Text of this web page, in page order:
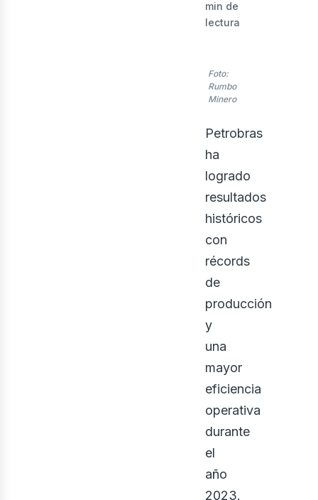
min de
lectura
Foto:
Rumbo
Minero
Petrobras
ha
logrado
resultados
históricos
con
récords
de
producción
y
una
mayor
eficiencia
operativa
durante
el
año
2023.